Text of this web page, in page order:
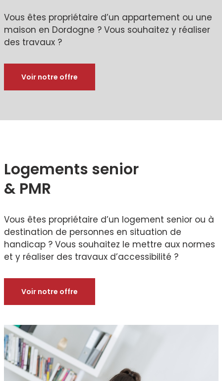
Vous êtes propriétaire d’un appartement ou une
maison en Dordogne ? Vous souhaitez y réaliser
des travaux ?
Voir notre offre
Logements senior
& PMR
Vous êtes propriétaire d’un logement senior ou à
destination de personnes en situation de
handicap ? Vous souhaitez le mettre aux normes
et y réaliser des travaux d’accessibilité ?
Voir notre offre